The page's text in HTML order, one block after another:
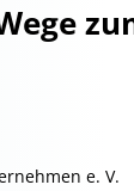
e. V.